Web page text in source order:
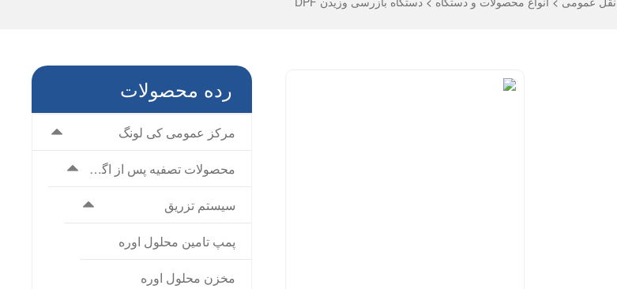
رده محصولات
مرکز عمومی کی لونگ
محصولات تصفیه پس از اگزوز خود
سیستم تزریق
پمپ تامین محلول اوره
مخزن محلول اوره